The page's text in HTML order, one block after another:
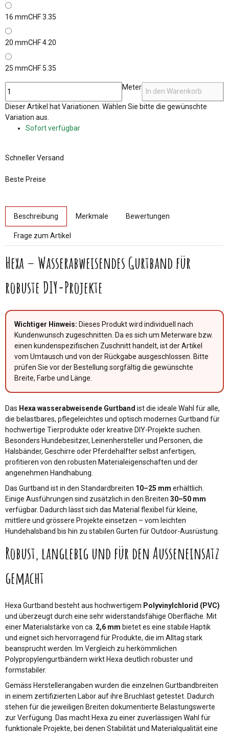
16 mmCHF 3.35
20 mmCHF 4.20
25 mmCHF 5.35
Meter
In den Warenkorb
xDieser Artikel hat Variationen. Wählen Sie bitte die gewünschte
Variation aus.
Sofort verfügbar
Schneller Versand
Beste Preise
Beschreibung Merkmale Bewertungen
Frage zum Artikel
Hexa – Wasserabweisendes Gurtband für
robuste DIY-Projekte
Wichtiger Hinweis: Dieses Produkt wird individuell nach
Kundenwunsch zugeschnitten. Da es sich um Meterware bzw.
einen kundenspezifischen Zuschnitt handelt, ist der Artikel
vom Umtausch und von der Rückgabe ausgeschlossen. Bitte
prüfen Sie vor der Bestellung sorgfältig die gewünschte
Breite, Farbe und Länge.
Das Hexa wasserabweisende Gurtband ist die ideale Wahl für alle,
die belastbares, pflegeleichtes und optisch modernes Gurtband für
hochwertige Tierprodukte oder kreative DIY-Projekte suchen.
Besonders Hundebesitzer, Leinenhersteller und Personen, die
Halsbänder, Geschirre oder Pferdehalfter selbst anfertigen,
profitieren von den robusten Materialeigenschaften und der
angenehmen Handhabung.
Das Gurtband ist in den Standardbreiten 10–25 mm erhältlich.
Einige Ausführungen sind zusätzlich in den Breiten 30–50 mm
verfügbar. Dadurch lässt sich das Material flexibel für kleine,
mittlere und grössere Projekte einsetzen – vom leichten
Hundehalsband bis hin zu stabilen Gurten für Outdoor-Ausrüstung.
Robust, langlebig und für den Ausseneinsatz
gemacht
Hexa Gurtband besteht aus hochwertigem Polyvinylchlorid (PVC)
und überzeugt durch eine sehr widerstandsfähige Oberfläche. Mit
einer Materialstärke von ca. 2,6 mm bietet es eine stabile Haptik
und eignet sich hervorragend für Produkte, die im Alltag stark
beansprucht werden. Im Vergleich zu herkömmlichen
Polypropylengurtbändern wirkt Hexa deutlich robuster und
formstabiler.
Gemäss Herstellerangaben wurden die einzelnen Gurtbandbreiten
in einem zertifizierten Labor auf ihre Bruchlast getestet. Dadurch
stehen für die jeweiligen Breiten dokumentierte Belastungswerte
zur Verfügung. Das macht Hexa zu einer zuverlässigen Wahl für
funktionale Projekte, bei denen Stabilität und Materialqualität eine